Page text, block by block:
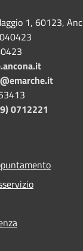
1, 60123,
0712221